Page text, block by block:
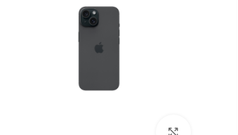
Kliknite